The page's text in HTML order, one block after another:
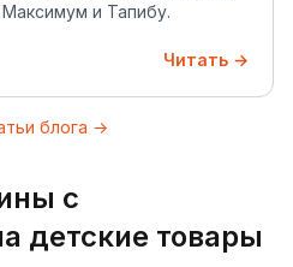
и Тапибу.
Читать →
блога →
с
детские товары